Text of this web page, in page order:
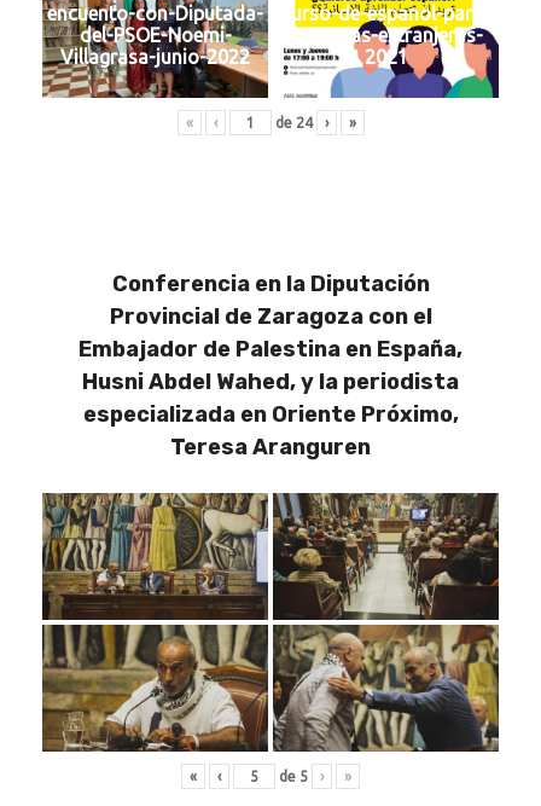
encuento-con-Diputada-
del-PSOE-Noemi-
Villagrasa-junio-2022
curso-de-espanol-para-
personas-extranjeras-
2021
« ‹ de 24 › »
Conferencia en la Diputación
Provincial de Zaragoza con el
Embajador de Palestina en España,
Husni Abdel Wahed, y la periodista
especializada en Oriente Próximo,
Teresa Aranguren
« ‹ de 5 › »